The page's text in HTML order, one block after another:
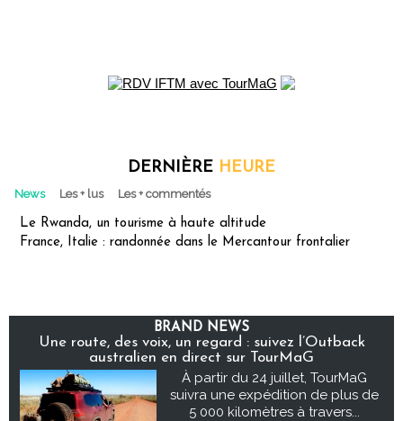
DERNIÈRE HEURE
News Les + lus Les + commentés
Le Rwanda, un tourisme à haute altitude
France, Italie : randonnée dans le Mercantour frontalier
BRAND NEWS
Une route, des voix, un regard : suivez l’Outback
australien en direct sur TourMaG
À partir du 24 juillet, TourMaG
suivra une expédition de plus de
5 000 kilomètres à travers...